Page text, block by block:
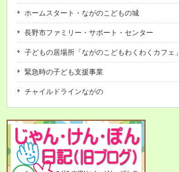
ホームスタート・ながのこどもの城
長野市ファミリー・サポート・センター
子どもの居場所「ながのこどもわくわくカフェ」
緊急時の子ども支援事業
チャイルドラインながの